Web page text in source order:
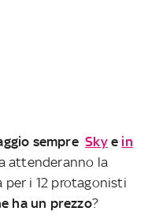
sempreSkye in
attenderanno la
per i 12 protagonisti
ha un prezzo?